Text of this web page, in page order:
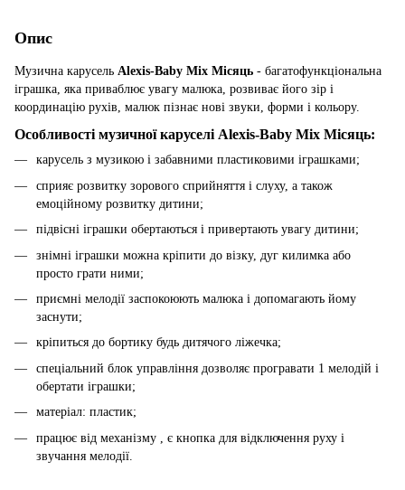
Опис
Музична карусель Alexis-Baby Mix Місяць - багатофункціональна
іграшка, яка приваблює увагу малюка, розвиває його зір і
координацію рухів, малюк пізнає нові звуки, форми і кольору.
Особливості музичної каруселі Alexis-Baby Mix Місяць:
карусель з музикою і забавними пластиковими іграшками;
сприяє розвитку зорового сприйняття і слуху, а також
емоційному розвитку дитини;
підвісні іграшки обертаються і привертають увагу дитини;
знімні іграшки можна кріпити до візку, дуг килимка або
просто грати ними;
приємні мелодії заспокоюють малюка і допомагають йому
заснути;
кріпиться до бортику будь дитячого ліжечка;
спеціальний блок управління дозволяє програвати 1 мелодій і
обертати іграшки;
матеріал: пластик;
працює від механізму , є кнопка для відключення руху і
звучання мелодії.